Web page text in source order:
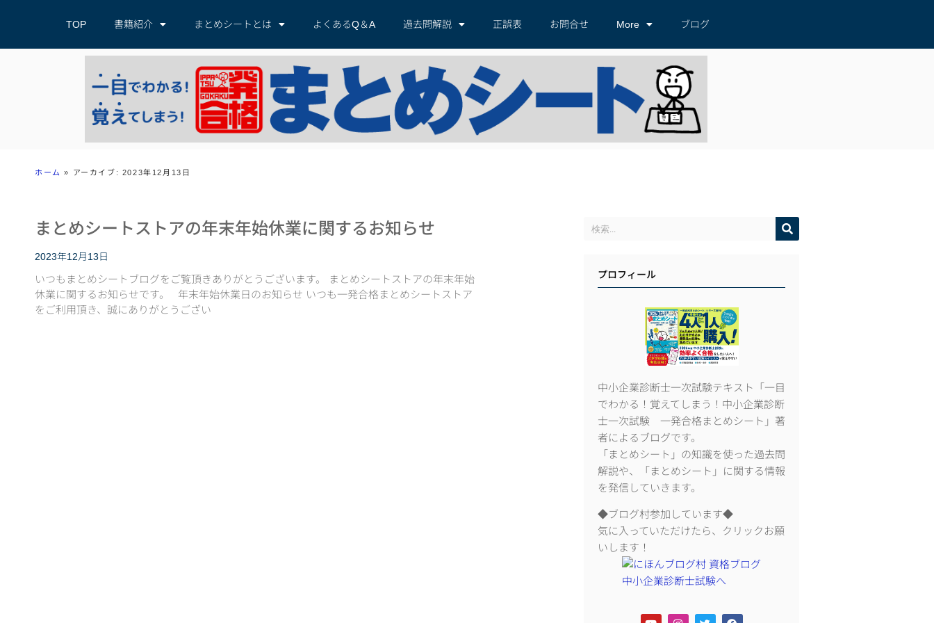
TOP 書籍紹介 まとめシートとは よくあるQ＆A 過去問解説 正誤表 お問合せ More ブログ
ホーム » アーカイブ: 2023年12月13日
まとめシートストアの年末年始休業に関するお知らせ
2023年12月13日
いつもまとめシートブログをご覧頂きありがとうございます。 まとめシートストアの年末年始
休業に関するお知らせです。 年末年始休業日のお知らせ いつも一発合格まとめシートストア
をご利用頂き、誠にありがとうござい
プロフィール
中小企業診断士一次試験テキスト「一目
でわかる！覚えてしまう！中小企業診断
士一次試験 一発合格まとめシート」著
者によるブログです。
「まとめシート」の知識を使った過去問
解説や、「まとめシート」に関する情報
を発信していきます。
◆ブログ村参加しています◆
気に入っていただけたら、クリックお願
いします！